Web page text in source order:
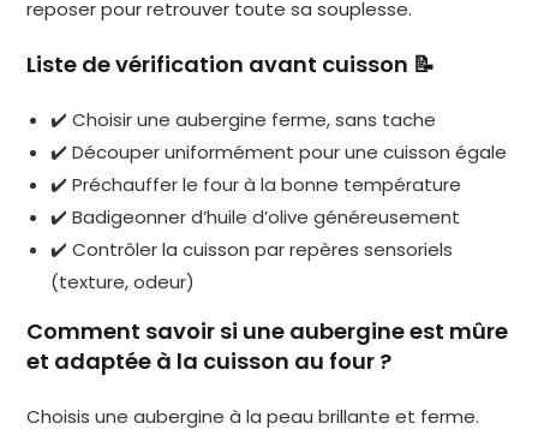
reposer pour retrouver toute sa souplesse.
Liste de vérification avant cuisson 📝
✔️ Choisir une aubergine ferme, sans tache
✔️ Découper uniformément pour une cuisson égale
✔️ Préchauffer le four à la bonne température
✔️ Badigeonner d’huile d’olive généreusement
✔️ Contrôler la cuisson par repères sensoriels
(texture, odeur)
Comment savoir si une aubergine est mûre
et adaptée à la cuisson au four ?
Choisis une aubergine à la peau brillante et ferme.